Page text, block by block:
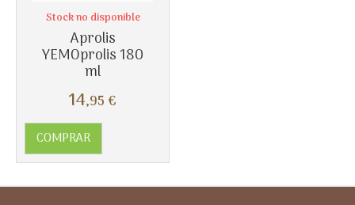
Aprolis
YEMOprolis 180
ml
14,95 €
Stock no disponible
COMPRAR